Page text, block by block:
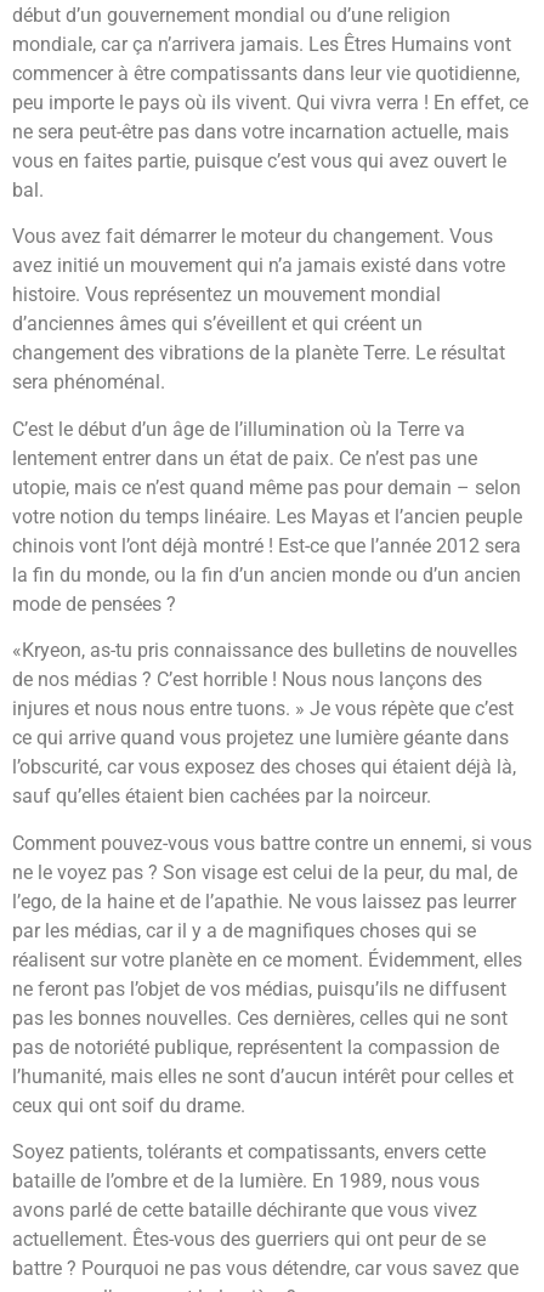
début d’un gouvernement mondial ou d’une religion
mondiale, car ça n’arrivera jamais. Les Êtres Humains vont
commencer à être compatissants dans leur vie quotidienne,
peu importe le pays où ils vivent. Qui vivra verra ! En effet, ce
ne sera peut-être pas dans votre incarnation actuelle, mais
vous en faites partie, puisque c’est vous qui avez ouvert le
bal.
Vous avez fait démarrer le moteur du changement. Vous
avez initié un mouvement qui n’a jamais existé dans votre
histoire. Vous représentez un mouvement mondial
d’anciennes âmes qui s’éveillent et qui créent un
changement des vibrations de la planète Terre. Le résultat
sera phénoménal.
C’est le début d’un âge de l’illumination où la Terre va
lentement entrer dans un état de paix. Ce n’est pas une
utopie, mais ce n’est quand même pas pour demain – selon
votre notion du temps linéaire. Les Mayas et l’ancien peuple
chinois vont l’ont déjà montré ! Est-ce que l’année 2012 sera
la fin du monde, ou la fin d’un ancien monde ou d’un ancien
mode de pensées ?
«Kryeon, as-tu pris connaissance des bulletins de nouvelles
de nos médias ? C’est horrible ! Nous nous lançons des
injures et nous nous entre tuons. » Je vous répète que c’est
ce qui arrive quand vous projetez une lumière géante dans
l’obscurité, car vous exposez des choses qui étaient déjà là,
sauf qu’elles étaient bien cachées par la noirceur.
Comment pouvez-vous vous battre contre un ennemi, si vous
ne le voyez pas ? Son visage est celui de la peur, du mal, de
l’ego, de la haine et de l’apathie. Ne vous laissez pas leurrer
par les médias, car il y a de magnifiques choses qui se
réalisent sur votre planète en ce moment. Évidemment, elles
ne feront pas l’objet de vos médias, puisqu’ils ne diffusent
pas les bonnes nouvelles. Ces dernières, celles qui ne sont
pas de notoriété publique, représentent la compassion de
l’humanité, mais elles ne sont d’aucun intérêt pour celles et
ceux qui ont soif du drame.
Soyez patients, tolérants et compatissants, envers cette
bataille de l’ombre et de la lumière. En 1989, nous vous
avons parlé de cette bataille déchirante que vous vivez
actuellement. Êtes-vous des guerriers qui ont peur de se
battre ? Pourquoi ne pas vous détendre, car vous savez que